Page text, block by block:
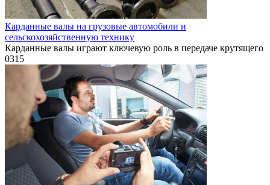
Карданные валы на грузовые автомобили и
сельскохозяйственную технику
Карданные валы играют ключевую роль в передаче крутящего
0315